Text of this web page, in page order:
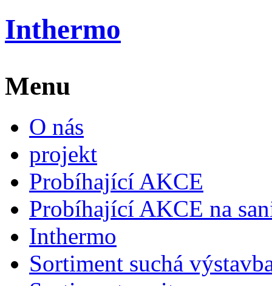
Inthermo
Menu
O nás
projekt
Probíhající AKCE
Probíhající AKCE na
Inthermo
Sortiment suchá